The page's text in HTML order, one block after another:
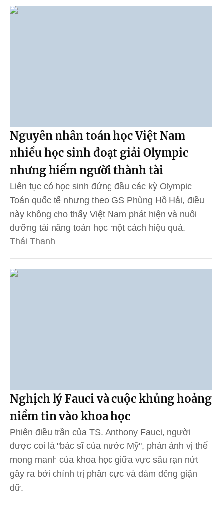
Nguyên nhân toán học Việt Nam
nhiều học sinh đoạt giải Olympic
nhưng hiếm người thành tài
Liên tục có học sinh đứng đầu các kỳ Olympic
Toán quốc tế nhưng theo GS Phùng Hồ Hải, điều
này không cho thấy Việt Nam phát hiện và nuôi
dưỡng tài năng toán học một cách hiệu quả.
Thái Thanh
Nghịch lý Fauci và cuộc khủng hoảng
niềm tin vào khoa học
Phiên điều trần của TS. Anthony Fauci, người
được coi là "bác sĩ của nước Mỹ", phản ánh vị thế
mong manh của khoa học giữa vực sâu rạn nứt
gây ra bởi chính trị phân cực và đám đông giận
dữ.